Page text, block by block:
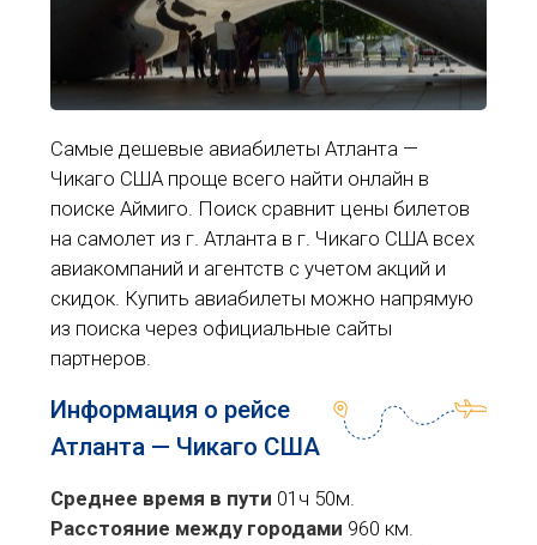
Самые дешевые авиабилеты Атланта —
Чикаго США проще всего найти онлайн в
поиске Аймиго. Поиск сравнит цены билетов
на самолет из г. Атланта в г. Чикаго США всех
авиакомпаний и агентств с учетом акций и
скидок. Купить авиабилеты можно напрямую
из поиска через официальные сайты
партнеров.
Информация о рейсе
Атланта — Чикаго США
Среднее время в пути 01ч 50м.
Расстояние между городами 960 км.